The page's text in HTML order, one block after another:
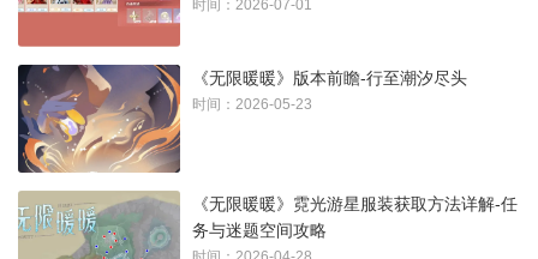
2、达到1阶进化的服饰我们有许多，4星5星都可以
时间：2026-07-01
《无限暖暖》版本前瞻-行至潮汐尽头
时间：2026-05-23
《无限暖暖》霓光游星服装获取方法详解-任
务与迷题空间攻略